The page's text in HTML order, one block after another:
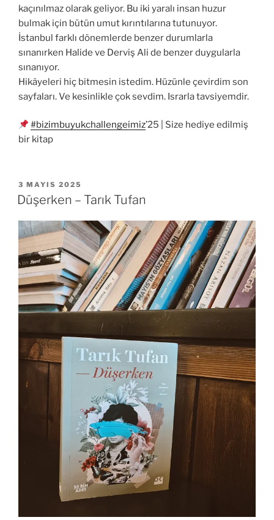
kaçınılmaz olarak geliyor. Bu iki yaralı insan huzur
bulmak için bütün umut kırıntılarına tutunuyor.
İstanbul farklı dönemlerde benzer durumlarla
sınanırken Halide ve Derviş Ali de benzer duygularla
sınanıyor.
Hikâyeleri hiç bitmesin istedim. Hüzünle çevirdim son
sayfaları. Ve kesinlikle çok sevdim. Israrla tavsiyemdir.
#bizimbuyukchallengeimiz’25 | Size hediye edilmiş
bir kitap
YAYIM
TARIHI
3 MAYIS 2025
Düşerken – Tarık Tufan